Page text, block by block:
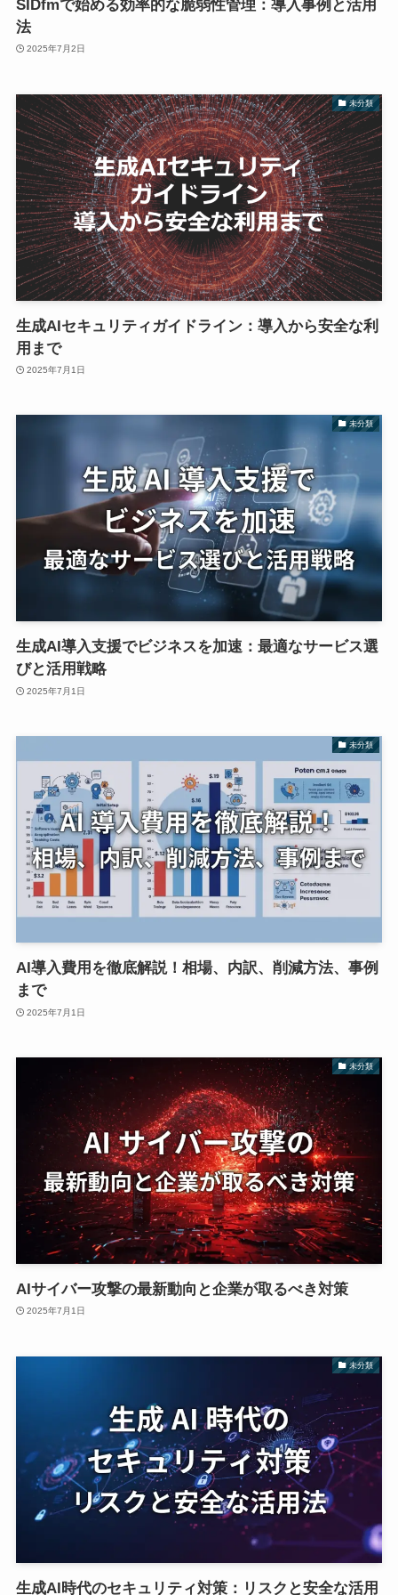
SIDfmで始める効率的な脆弱性管理：導入事例と活用
法
2025年7月2日
未分類
生成AIセキュリティガイドライン：導入から安全な利
用まで
2025年7月1日
未分類
生成AI導入支援でビジネスを加速：最適なサービス選
びと活用戦略
2025年7月1日
未分類
AI導入費用を徹底解説！相場、内訳、削減方法、事例
まで
2025年7月1日
未分類
AIサイバー攻撃の最新動向と企業が取るべき対策
2025年7月1日
未分類
生成AI時代のセキュリティ対策：リスクと安全な活用